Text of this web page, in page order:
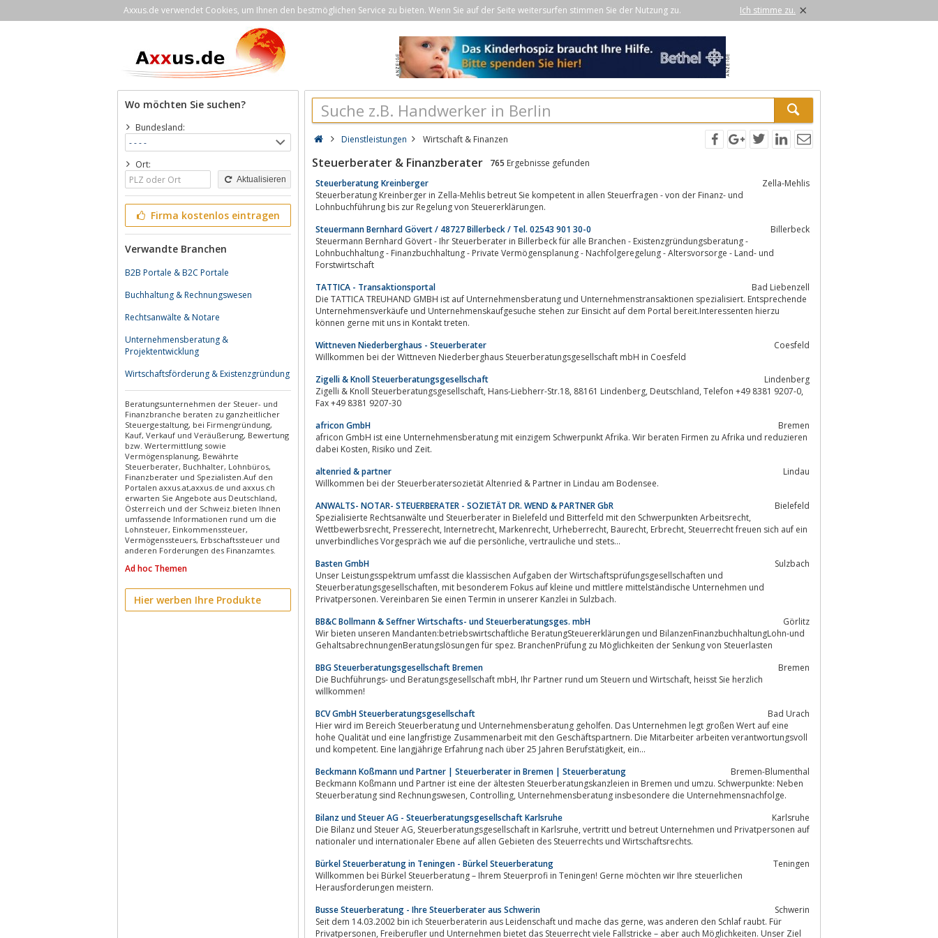
Axxus.de verwendet Cookies, um Ihnen den bestmöglichen Service zu bieten. Wenn Sie auf der Seite weitersurfen stimmen Sie der Nutzung zu. Ich stimme zu. ×
Wo möchten Sie suchen?
Bundesland:
Ort:
Aktualisieren
Firma kostenlos eintragen
Verwandte Branchen
B2B Portale & B2C Portale
Buchhaltung & Rechnungswesen
Rechtsanwälte & Notare
Unternehmensberatung &
Projektentwicklung
Wirtschaftsförderung & Existenzgründung
Beratungsunternehmen der Steuer- und
Finanzbranche beraten zu ganzheitlicher
Steuergestaltung, bei Firmengründung,
Kauf, Verkauf und Veräußerung, Bewertung
bzw. Wertermittlung sowie
Vermögensplanung, Bewährte
Steuerberater, Buchhalter, Lohnbüros,
Finanzberater und Spezialisten.Auf den
Portalen axxus.at,axxus.de und axxus.ch
erwarten Sie Angebote aus Deutschland,
Österreich und der Schweiz.bieten Ihnen
umfassende Informationen rund um die
Lohnsteuer, Einkommenssteuer,
Vermögenssteuers, Erbschaftssteuer und
anderen Forderungen des Finanzamtes.
Ad hoc Themen
Hier werben Ihre Produkte
Dienstleistungen Wirtschaft & Finanzen
Steuerberater & Finanzberater 765 Ergebnisse gefunden
Steuerberatung Kreinberger
Zella-Mehlis
Steuerberatung Kreinberger in Zella-Mehlis betreut Sie kompetent in allen Steuerfragen - von der Finanz- und
Lohnbuchführung bis zur Regelung von Steuererklärungen.
Steuermann Bernhard Gövert / 48727 Billerbeck / Tel. 02543 901 30-0
Billerbeck
Steuermann Bernhard Gövert - Ihr Steuerberater in Billerbeck für alle Branchen - Existenzgründungsberatung -
Lohnbuchhaltung - Finanzbuchhaltung - Private Vermögensplanung - Nachfolgeregelung - Altersvorsorge - Land- und
Forstwirtschaft
TATTICA - Transaktionsportal
Bad Liebenzell
Die TATTICA TREUHAND GMBH ist auf Unternehmensberatung und Unternehmenstransaktionen spezialisiert. Entsprechende
Unternehmensverkäufe und Unternehmenskaufgesuche stehen zur Einsicht auf dem Portal bereit.Interessenten hierzu
können gerne mit uns in Kontakt treten.
Wittneven Niederberghaus - Steuerberater
Coesfeld
Willkommen bei der Wittneven Niederberghaus Steuerberatungsgesellschaft mbH in Coesfeld
Zigelli & Knoll Steuerberatungsgesellschaft
Lindenberg
Zigelli & Knoll Steuerberatungsgesellschaft, Hans-Liebherr-Str.18, 88161 Lindenberg, Deutschland, Telefon +49 8381 9207-0,
Fax +49 8381 9207-30
africon GmbH
Bremen
africon GmbH ist eine Unternehmensberatung mit einzigem Schwerpunkt Afrika. Wir beraten Firmen zu Afrika und reduzieren
dabei Kosten, Risiko und Zeit.
altenried & partner
Lindau
Willkommen bei der Steuerberatersozietät Altenried & Partner in Lindau am Bodensee.
ANWALTS- NOTAR- STEUERBERATER - SOZIETÄT DR. WEND & PARTNER GbR
Bielefeld
Spezialisierte Rechtsanwälte und Steuerberater in Bielefeld und Bitterfeld mit den Schwerpunkten Arbeitsrecht,
Wettbewerbsrecht, Presserecht, Internetrecht, Markenrecht, Urheberrecht, Baurecht, Erbrecht, Steuerrecht freuen sich auf ein
unverbindliches Vorgespräch wie auf die persönliche, vertrauliche und stets...
Basten GmbH
Sulzbach
Unser Leistungsspektrum umfasst die klassischen Aufgaben der Wirtschaftsprüfungsgesellschaften und
Steuerberatungsgesellschaften, mit besonderem Fokus auf kleine und mittlere mittelständische Unternehmen und
Privatpersonen. Vereinbaren Sie einen Termin in unserer Kanzlei in Sulzbach.
BB&C Bollmann & Seffner Wirtschafts- und Steuerberatungsges. mbH
Görlitz
Wir bieten unseren Mandanten:betriebswirtschaftliche BeratungSteuererklärungen und BilanzenFinanzbuchhaltungLohn-und
GehaltsabrechnungenBeratungslösungen für spez. BranchenPrüfung zu Möglichkeiten der Senkung von Steuerlasten
BBG Steuerberatungsgesellschaft Bremen
Bremen
Die Buchführungs- und Beratungsgesellschaft mbH, Ihr Partner rund um Steuern und Wirtschaft, heisst Sie herzlich
willkommen!
BCV GmbH Steuerberatungsgesellschaft
Bad Urach
Hier wird im Bereich Steuerberatung und Unternehmensberatung geholfen. Das Unternehmen legt großen Wert auf eine
hohe Qualität und eine langfristige Zusammenarbeit mit den Geschäftspartnern. Die Mitarbeiter arbeiten verantwortungsvoll
und kompetent. Eine langjährige Erfahrung nach über 25 Jahren Berufstätigkeit, ein...
Beckmann Koßmann und Partner | Steuerberater in Bremen | Steuerberatung
Bremen-Blumenthal
Beckmann Koßmann und Partner ist eine der ältesten Steuerberatungskanzleien in Bremen und umzu. Schwerpunkte: Neben
Steuerberatung sind Rechnungswesen, Controlling, Unternehmensberatung insbesondere die Unternehmensnachfolge.
Bilanz und Steuer AG - Steuerberatungsgesellschaft Karlsruhe
Karlsruhe
Die Bilanz und Steuer AG, Steuerberatungsgesellschaft in Karlsruhe, vertritt und betreut Unternehmen und Privatpersonen auf
nationaler und internationaler Ebene auf allen Gebieten des Steuerrechts und Wirtschaftsrechts.
Bürkel Steuerberatung in Teningen - Bürkel Steuerberatung
Teningen
Willkommen bei Bürkel Steuerberatung – Ihrem Steuerprofi in Teningen! Gerne möchten wir Ihre steuerlichen
Herausforderungen meistern.
Busse Steuerberatung - Ihre Steuerberater aus Schwerin
Schwerin
Seit dem 14.03.2002 bin ich Steuerberaterin aus Leidenschaft und mache das gerne, was anderen den Schlaf raubt. Für
Privatpersonen, Freiberufler und Unternehmen bietet das Steuerrecht viele Fallstricke – aber auch Möglichkeiten. Unser Ziel